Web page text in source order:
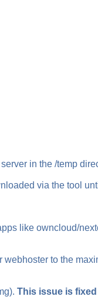
in the /temp
via the tool
like owncloud/
to the
This issue is fixed